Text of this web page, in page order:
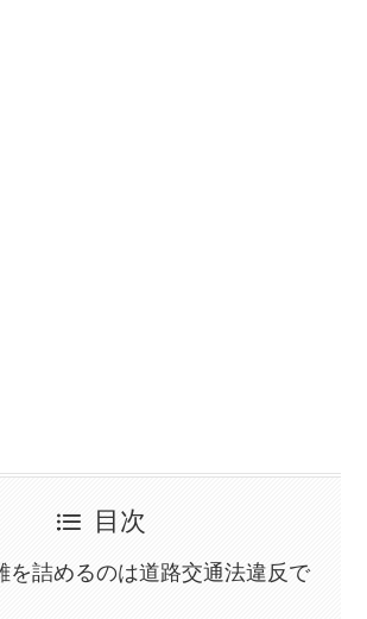
目次
を詰めるのは道路交通法違反で